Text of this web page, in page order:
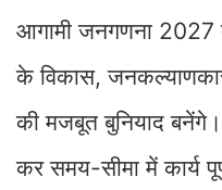
आगामी जनगणना
के विकास,
की मजबूत बुनियाद
कर समय-सीमा में कार्य